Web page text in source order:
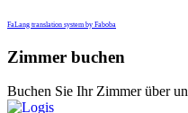
FaLang translation system by Faboba
Zimmer buchen
Buchen Sie Ihr Zimmer über